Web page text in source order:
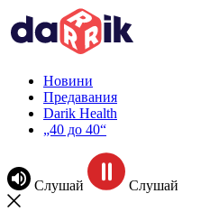
Новини
Предавания
Darik Health
„40 до 40“
Слушай Слушай